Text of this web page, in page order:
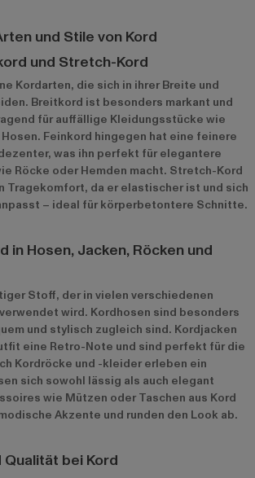
und Stile von Kord
und Stretch-Kord
Kordarten, die sich in ihrer Breite und
Breitkord ist besonders markant und
für auffällige Kleidungsstücke wie
Feinkord hingegen hat eine feinere
was ihn perfekt für elegantere
Röcke oder Hemden macht. Stretch-Kord
Tragekomfort, da er elastischer ist und sich
– ideal für körperbetontere Schnitte.
in Hosen, Jacken, Röcken und
Stoff, der in vielen verschiedenen
wird. Kordhosen sind besonders
und stylisch zugleich sind. Kordjacken
eine Retro-Note und sind perfekt für die
Kordröcke und -kleider erleben ein
sich sowohl lässig als auch elegant
wie Mützen oder Taschen aus Kord
Akzente und runden den Look ab.
bei Kord